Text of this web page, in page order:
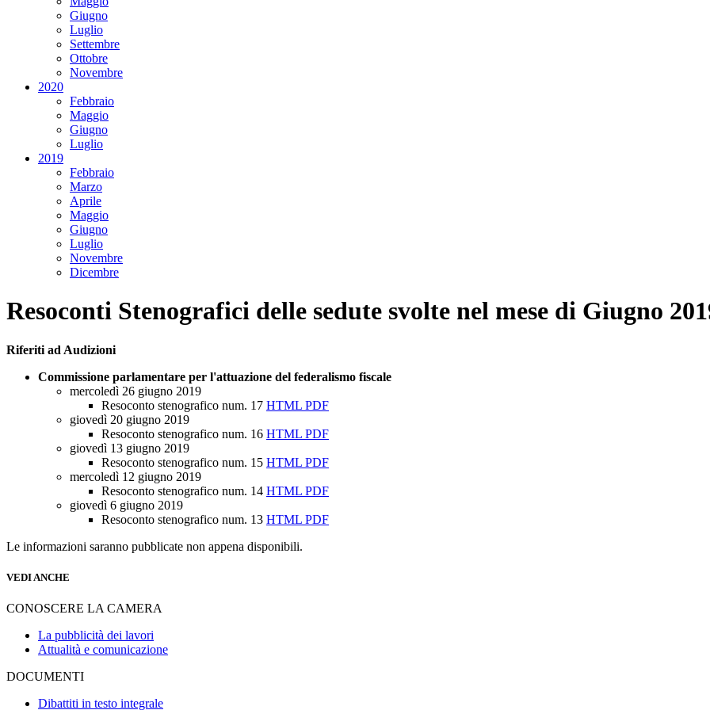
Giugno
Luglio
Settembre
Ottobre
Novembre
2020
Febbraio
Maggio
Giugno
Luglio
2019
Febbraio
Marzo
Aprile
Maggio
Giugno
Luglio
Novembre
Dicembre
Resoconti Stenografici delle sedute svolte nel mese di Giugno
Riferiti ad Audizioni
Commissione parlamentare per l'attuazione del federalismo fiscale
mercoledì 26 giugno 2019
Resoconto stenografico num. 17 HTML PDF
giovedì 20 giugno 2019
Resoconto stenografico num. 16 HTML PDF
giovedì 13 giugno 2019
Resoconto stenografico num. 15 HTML PDF
mercoledì 12 giugno 2019
Resoconto stenografico num. 14 HTML PDF
giovedì 6 giugno 2019
Resoconto stenografico num. 13 HTML PDF
Le informazioni saranno pubblicate non appena disponibili.
VEDI ANCHE
CONOSCERE LA CAMERA
La pubblicità dei lavori
Attualità e comunicazione
DOCUMENTI
Dibattiti in testo integrale